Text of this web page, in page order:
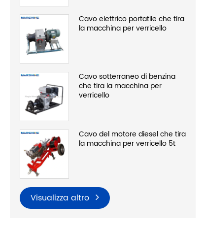
Cavo elettrico portatile che tira
la macchina per verricello
Cavo sotterraneo di benzina
che tira la macchina per
verricello
Cavo del motore diesel che tira
la macchina per verricello 5t
Visualizza altro